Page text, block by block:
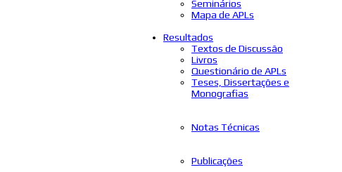
Seminários
Mapa de APLs
Resultados
Textos de Discussão
Livros
Questionário de APLs
Teses, Dissertações e
Monografias
Notas Técnicas
Publicações